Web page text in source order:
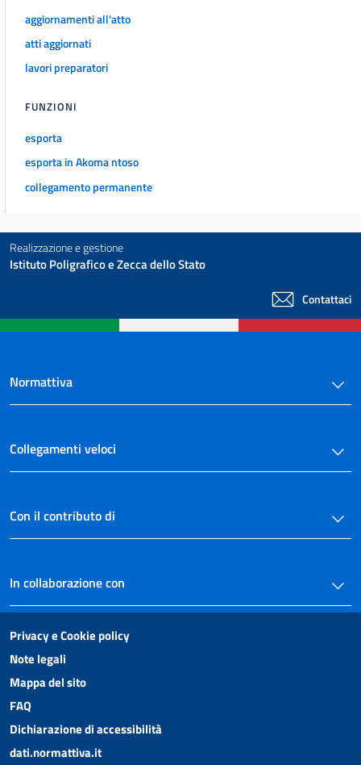
aggiornamenti all'atto
atti aggiornati
lavori preparatori
FUNZIONI
esporta
esporta in Akoma ntoso
collegamento permanente
Realizzazione e gestione
Istituto Poligrafico e Zecca dello Stato
Contattaci
Normattiva
Collegamenti veloci
Con il contributo di
In collaborazione con
Privacy e Cookie policy
Note legali
Mappa del sito
FAQ
Dichiarazione di accessibilità
dati.normattiva.it